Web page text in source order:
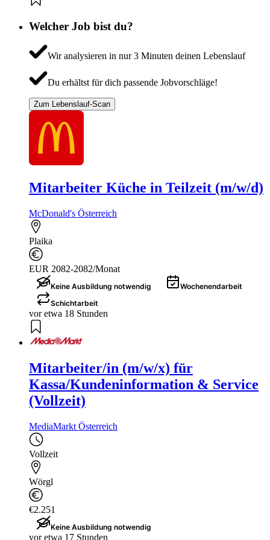
Welcher Job bist du?
Wir analysieren in nur 3 Minuten deinen Lebenslauf
Du erhältst für dich passende Jobvorschläge!
Zum Lebenslauf-Scan
Mitarbeiter Küche in Teilzeit (m/w/d)
McDonald's Österreich
Plaika
EUR 2082-2082/Monat
Keine Ausbildung notwendig
Wochenendarbeit
Schichtarbeit
vor etwa 18 Stunden
Mitarbeiter/in (m/w/x) für
Kassa/Kundeninformation & Service
(Vollzeit)
MediaMarkt Österreich
Vollzeit
Wörgl
€2.251
Keine Ausbildung notwendig
vor etwa 17 Stunden